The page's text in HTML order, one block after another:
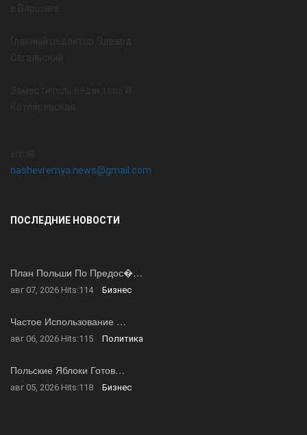
nashevremya.news@gmail.com
ПОСЛЕДНИЕ НОВОСТИ
План Польши По Предос�…
авг 07, 2026 Hits:114 Бизнес
Частое Использование …
авг 06, 2026 Hits:115 Политика
Польские Яблоки Готов…
авг 05, 2026 Hits:118 Бизнес